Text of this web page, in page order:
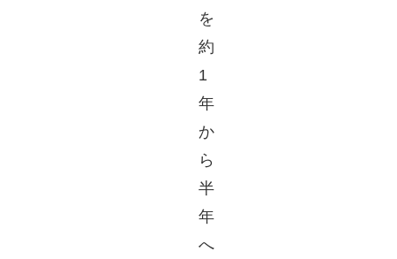
を
約
1
年
か
ら
半
年
へ